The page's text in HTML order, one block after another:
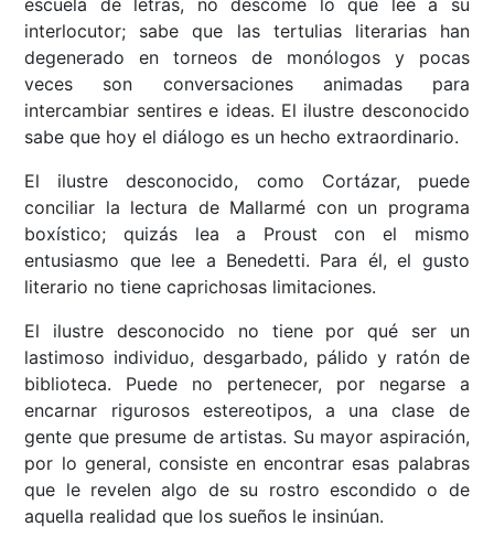
escuela de letras, no descome lo que lee a su
interlocutor; sabe que las tertulias literarias han
degenerado en torneos de monólogos y pocas
veces son conversaciones animadas para
intercambiar sentires e ideas. El ilustre desconocido
sabe que hoy el diálogo es un hecho extraordinario.
El ilustre desconocido, como Cortázar, puede
conciliar la lectura de Mallarmé con un programa
boxístico; quizás lea a Proust con el mismo
entusiasmo que lee a Benedetti. Para él, el gusto
literario no tiene caprichosas limitaciones.
El ilustre desconocido no tiene por qué ser un
lastimoso individuo, desgarbado, pálido y ratón de
biblioteca. Puede no pertenecer, por negarse a
encarnar rigurosos estereotipos, a una clase de
gente que presume de artistas. Su mayor aspiración,
por lo general, consiste en encontrar esas palabras
que le revelen algo de su rostro escondido o de
aquella realidad que los sueños le insinúan.